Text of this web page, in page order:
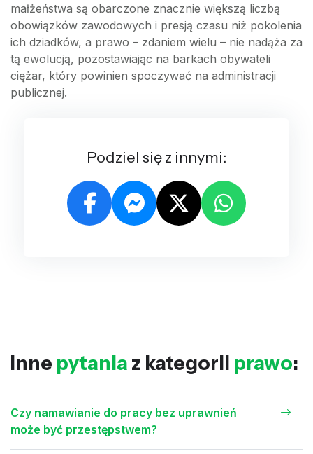
małżeństwa są obarczone znacznie większą liczbą
obowiązków zawodowych i presją czasu niż pokolenia
ich dziadków, a prawo – zdaniem wielu – nie nadąża za
tą ewolucją, pozostawiając na barkach obywateli
ciężar, który powinien spoczywać na administracji
publicznej.
Podziel się z innymi:
Inne pytania z kategorii prawo:
Czy namawianie do pracy bez uprawnień
może być przestępstwem?